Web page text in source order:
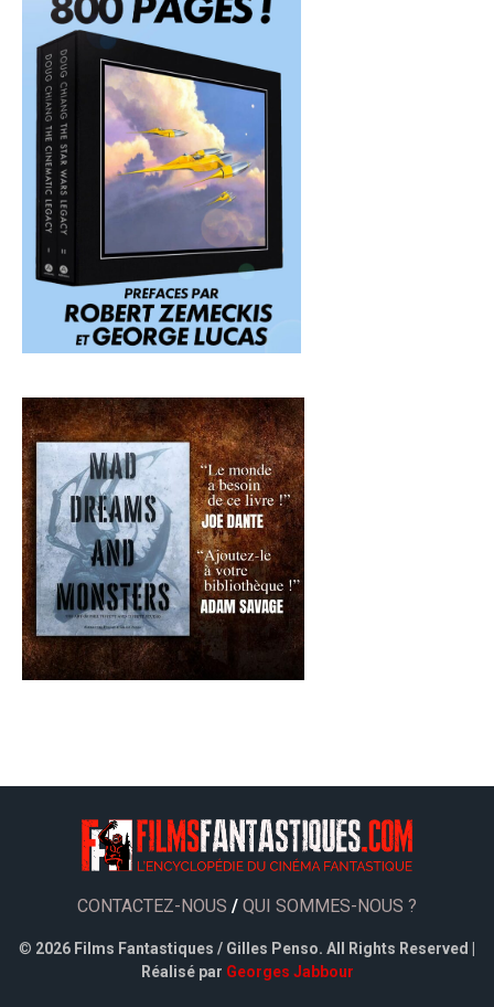
CONTACTEZ-NOUS / QUI SOMMES-NOUS ?
© 2026 Films Fantastiques / Gilles Penso. All Rights Reserved |
Réalisé par Georges Jabbour